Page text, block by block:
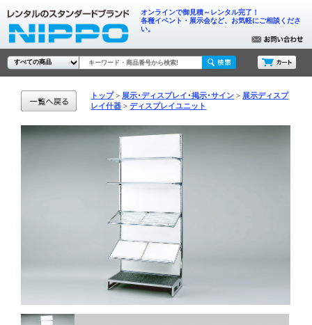
オンラインで御見積～レンタル完了！
各種イベント・展示会など、お気軽にご相談くださ
い。
トップ 展示･ディスプレイ･掲示･サイン
展示ディスプ
レイ什器
ディスプレイユニット